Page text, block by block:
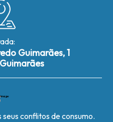
Guimarães, 1
conflitos de consumo.